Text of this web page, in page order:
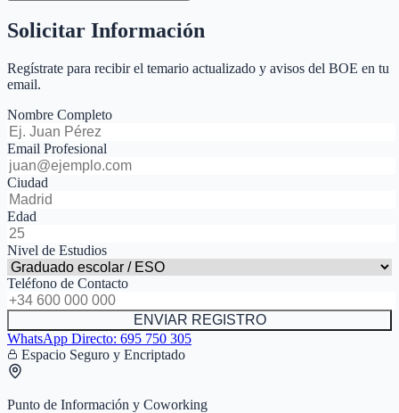
Solicitar Información
Regístrate para recibir el temario actualizado y avisos del BOE en tu
email.
Nombre Completo
Email Profesional
Ciudad
Edad
Nivel de Estudios
Teléfono de Contacto
ENVIAR REGISTRO
WhatsApp Directo: 695 750 305
Espacio Seguro y Encriptado
Punto de Información y Coworking